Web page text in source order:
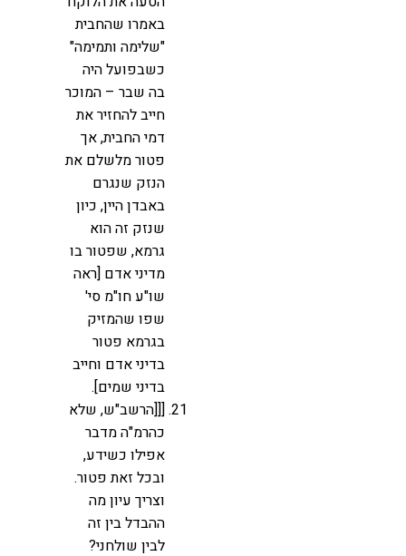
באמרו שהחבית
"שלימה ותמימה"
כשבפועל היה
בה שבר – המוכר
חייב להחזיר את
דמי החבית, אך
פטור מלשלם את
הנזק שנגרם
באבדן היין, כיון
שנזק זה הוא
גרמא, שפטור בו
מדיני אדם [ראה
שו"ע חו"מ סי'
שפו שהמזיק
בגרמא פטור
בדיני אדם וחייב
בדיני שמים].
[[[הרשב"ש, שלא
כהרמ"ה מדבר
אפילו כשידע,
ובכל זאת פטור.
וצריך עיון מה
ההבדל בין זה
לבין שולחני?